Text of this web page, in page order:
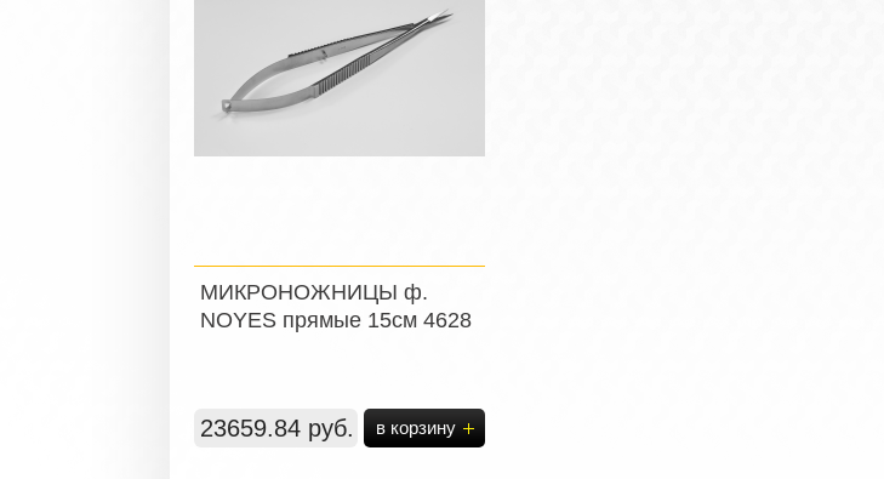
МИКРОНОЖНИЦЫ ф.
NOYES прямые 15см 4628
23659.84 руб. в корзину